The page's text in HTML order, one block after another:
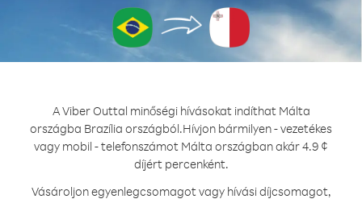
A Viber Outtal minőségi hívásokat indíthat Málta
országba Brazília országból.Hívjon bármilyen - vezetékes
vagy mobil - telefonszámot Málta országban akár 4.9 ¢
díjért percenként.
Vásároljon egyenlegcsomagot vagy hívási díjcsomagot,